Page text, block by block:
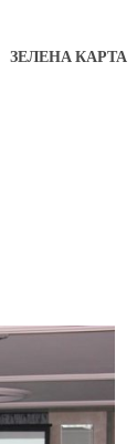
ЗЕЛЕНА КАРТА